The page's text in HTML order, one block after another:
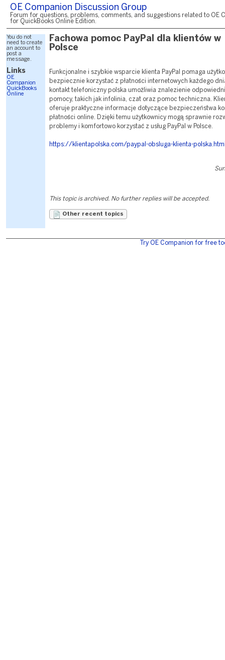
OE Companion Discussion Group
Forum for questions, problems, comments, and suggestions related to OE
for QuickBooks Online Edition.
You do not
need to create
an account to
post a
message.
Links
OE
Companion
QuickBooks
Online
Fachowa pomoc PayPal dla klientów w
Polsce
Funkcjonalne i szybkie wsparcie klienta PayPal pomaga
bezpiecznie korzystać z płatności internetowych każdego
kontakt telefoniczny polska umożliwia znalezienie
pomocy, takich jak infolinia, czat oraz pomoc techniczna.
oferuje praktyczne informacje dotyczące bezpieczeństwa
płatności online. Dzięki temu użytkownicy mogą sprawnie
problemy i komfortowo korzystać z usług PayPal w Polsce.
https://klientapolska.com/paypal-obsluga-klienta-
This topic is archived. No further replies will be accepted.
Other recent topics
Try OE Companion for free